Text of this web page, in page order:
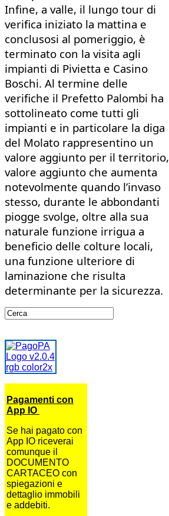
Infine, a valle, il lungo tour di
verifica iniziato la mattina e
conclusosi al pomeriggio, è
terminato con la visita agli
impianti di Pivietta e Casino
Boschi. Al termine delle
verifiche il Prefetto Palombi ha
sottolineato come tutti gli
impianti e in particolare la diga
del Molato rappresentino un
valore aggiunto per il territorio,
valore aggiunto che aumenta
notevolmente quando l’invaso
stesso, durante le abbondanti
piogge svolge, oltre alla sua
naturale funzione irrigua a
beneficio delle colture locali,
una funzione ulteriore di
laminazione che risulta
determinante per la sicurezza.
Pagamenti con
App IO
Se hai pagato con
App IO riceverai
comunque il
DOCUMENTO
CARTACEO con
spiegazioni e
dettaglio immobili
e addebiti.